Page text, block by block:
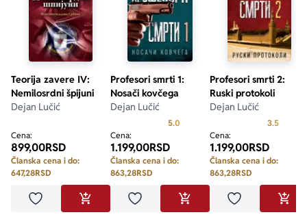
Teorija zavere IV:
Nemilosrdni špijuni
Dejan Lučić
Cena:
899,00RSD
Članska cena i do:
647,28RSD
Dodaj u omiljeneDODAJ U KORPU
Profesori smrti 1:
Nosači kovčega
Dejan Lučić
5.0 Prosecna ocena je 5.0 od 5
Cena:
1.199,00RSD
Članska cena i do:
863,28RSD
Dodaj u omiljeneDODAJ U KORPU
Profesori smrti 2:
Ruski protokoli
Dejan Lučić
3.5
Cena:
1.199,00RSD
Članska cena i do:
863,28RSD
Dodaj u